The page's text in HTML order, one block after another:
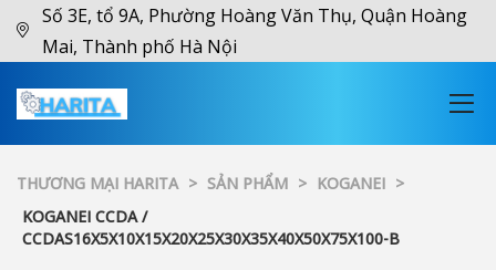
Số 3E, tổ 9A, Phường Hoàng Văn Thụ, Quận Hoàng
Mai, Thành phố Hà Nội
THƯƠNG MẠI HARITA > SẢN PHẨM > KOGANEI >
KOGANEI CCDA /
CCDAS16X5X10X15X20X25X30X35X40X50X75X100-B